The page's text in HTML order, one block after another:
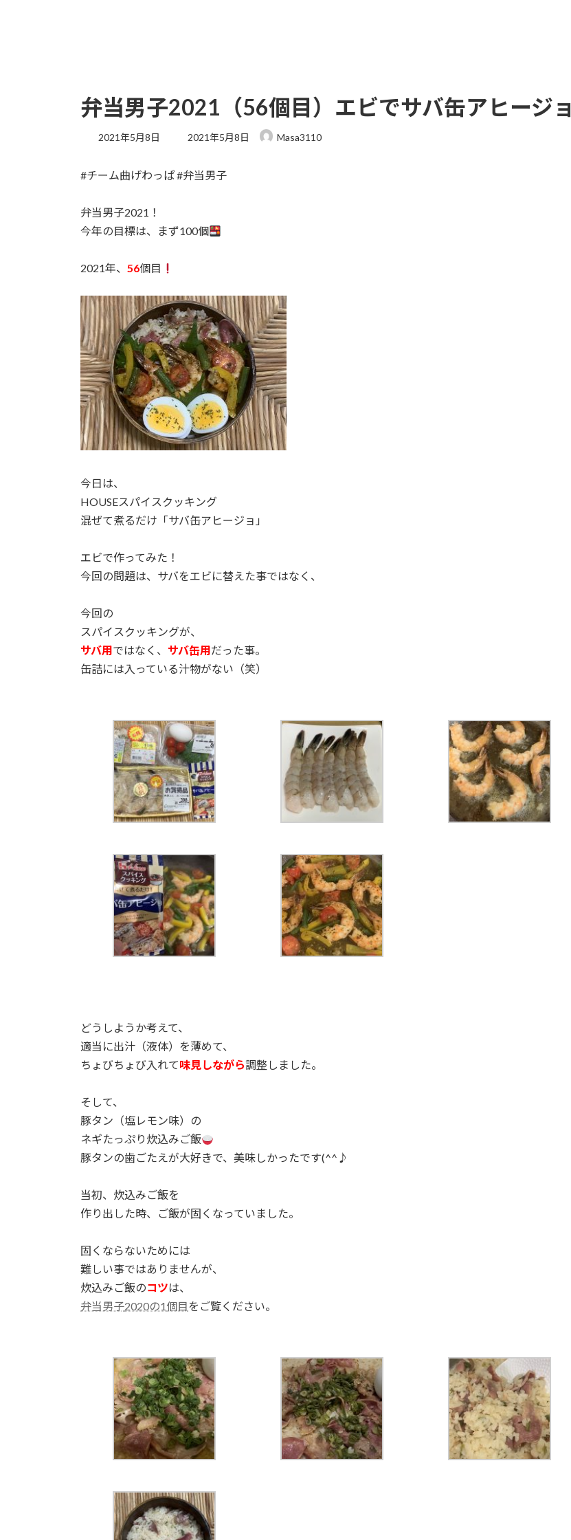
弁当男子2021（56個目）エビでサバ缶アヒージョ
2021年5月8日
最
新
2021年5月8日 Masa3110
#チーム曲げわっぱ #弁当男子
弁当男子2021！
今年の目標は、まず100個
2021年、 56個目
今日は、
HOUSEスパイスクッキング
混ぜて煮るだけ「サバ缶アヒージョ」
エビで作ってみた！
今回の問題は、サバをエビに替えた事ではなく、
今回の
スパイスクッキングが、
サバ用ではなく、 サバ缶用だった事。
缶詰には入っている汁物がない（笑）
どうしようか考えて、
適当に出汁（液体）を薄めて、
ちょびちょび入れて味見しながら調整しました。
そして、
豚タン（塩レモン味）の
ネギたっぷり炊込みご飯
豚タンの歯ごたえが大好きで、美味しかったです(^^♪
当初、炊込みご飯を
作り出した時、ご飯が固くなっていました。
固くならないためには
難しい事ではありませんが、
炊込みご飯のコツは、
弁当男子2020の1個目をご覧ください。